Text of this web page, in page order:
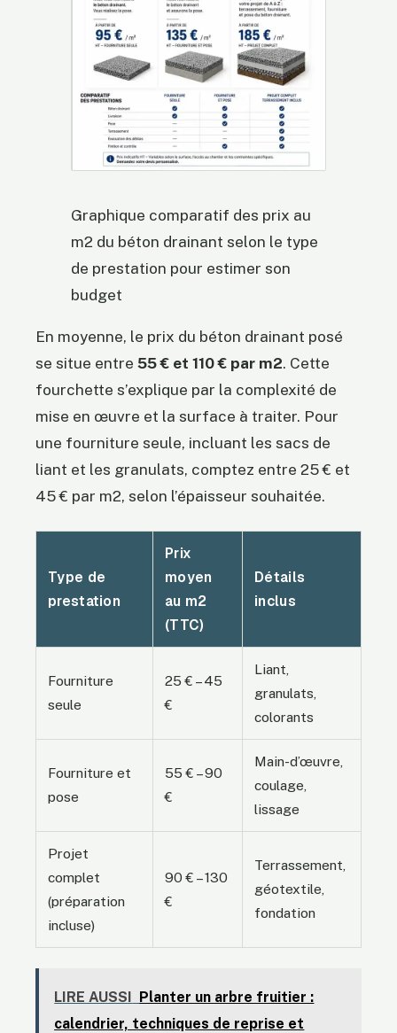
Graphique comparatif des prix au
m2 du béton drainant selon le type
de prestation pour estimer son
budget
En moyenne, le prix du béton drainant posé
se situe entre 55 € et 110 € par m2. Cette
fourchette s’explique par la complexité de
mise en œuvre et la surface à traiter. Pour
une fourniture seule, incluant les sacs de
liant et les granulats, comptez entre 25 € et
45 € par m2, selon l’épaisseur souhaitée.
Type de
prestation
Prix
moyen
au m2
(TTC)
Détails
inclus
Fourniture
seule
25 € – 45
€
Liant,
granulats,
colorants
Fourniture et
pose
55 € – 90
€
Main-d’œuvre,
coulage,
lissage
Projet
complet
(préparation
incluse)
90 € – 130
€
Terrassement,
géotextile,
fondation
LIRE AUSSI Planter un arbre fruitier :
calendrier, techniques de reprise et